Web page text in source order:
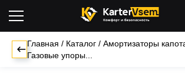
Главная / Каталог / Амортизаторы
Газовые упоры...